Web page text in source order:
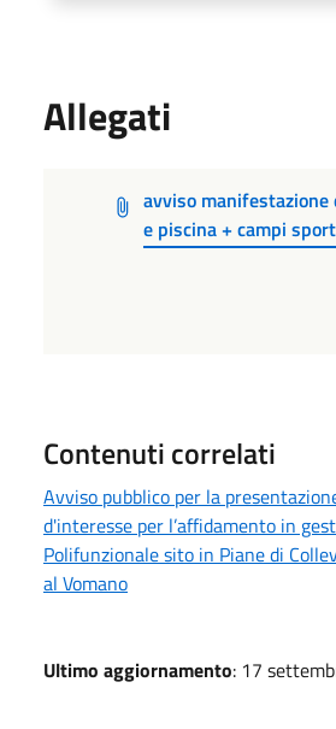
Allegati
avviso
e piscina + campi
Contenuti correlati
Avviso pubblico per la
d'interesse per l’affidamento in
Polifunzionale sito in Piane di
al Vomano
Ultimo aggiornamento: 17